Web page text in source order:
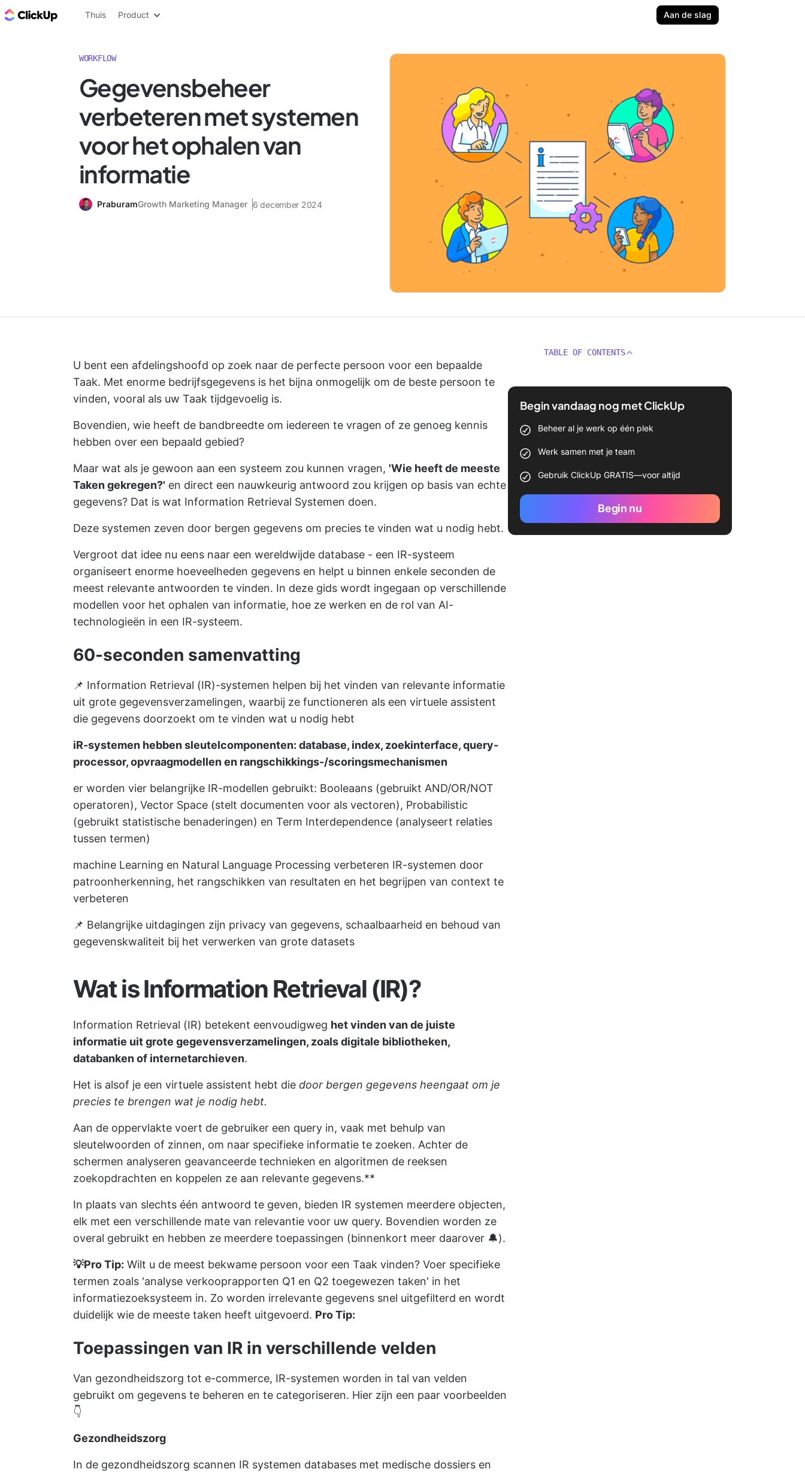
ClickUp Blog
Thuis Product Aan de slag
WORKFLOW
Gegevensbeheer
verbeteren met systemen
voor het ophalen van
informatie
PraburamGrowth Marketing Manager 6 december 2024
U bent een afdelingshoofd op zoek naar de perfecte persoon voor een bepaalde
Taak. Met enorme bedrijfsgegevens is het bijna onmogelijk om de beste persoon te
vinden, vooral als uw Taak tijdgevoelig is.
Bovendien, wie heeft de bandbreedte om iedereen te vragen of ze genoeg kennis
hebben over een bepaald gebied?
Maar wat als je gewoon aan een systeem zou kunnen vragen, 'Wie heeft de meeste
Taken gekregen?' en direct een nauwkeurig antwoord zou krijgen op basis van echte
gegevens? Dat is wat Information Retrieval Systemen doen.
Deze systemen zeven door bergen gegevens om precies te vinden wat u nodig hebt.
Vergroot dat idee nu eens naar een wereldwijde database - een IR-systeem
organiseert enorme hoeveelheden gegevens en helpt u binnen enkele seconden de
meest relevante antwoorden te vinden. In deze gids wordt ingegaan op verschillende
modellen voor het ophalen van informatie, hoe ze werken en de rol van AI-
technologieën in een IR-systeem.
60-seconden samenvatting
📌 Information Retrieval (IR)-systemen helpen bij het vinden van relevante informatie
uit grote gegevensverzamelingen, waarbij ze functioneren als een virtuele assistent
die gegevens doorzoekt om te vinden wat u nodig hebt
iR-systemen hebben sleutelcomponenten: database, index, zoekinterface, query-
processor, opvraagmodellen en rangschikkings-/scoringsmechanismen
er worden vier belangrijke IR-modellen gebruikt: Booleaans (gebruikt AND/OR/NOT
operatoren), Vector Space (stelt documenten voor als vectoren), Probabilistic
(gebruikt statistische benaderingen) en Term Interdependence (analyseert relaties
tussen termen)
machine Learning en Natural Language Processing verbeteren IR-systemen door
patroonherkenning, het rangschikken van resultaten en het begrijpen van context te
verbeteren
📌 Belangrijke uitdagingen zijn privacy van gegevens, schaalbaarheid en behoud van
gegevenskwaliteit bij het verwerken van grote datasets
Wat is Information Retrieval (IR)?
Information Retrieval (IR) betekent eenvoudigweg het vinden van de juiste
informatie uit grote gegevensverzamelingen, zoals digitale bibliotheken,
databanken of internetarchieven.
Het is alsof je een virtuele assistent hebt die door bergen gegevens heengaat om je
precies te brengen wat je nodig hebt.
Aan de oppervlakte voert de gebruiker een query in, vaak met behulp van
sleutelwoorden of zinnen, om naar specifieke informatie te zoeken. Achter de
schermen analyseren geavanceerde technieken en algoritmen de reeksen
zoekopdrachten en koppelen ze aan relevante gegevens.**
In plaats van slechts één antwoord te geven, bieden IR systemen meerdere objecten,
elk met een verschillende mate van relevantie voor uw query. Bovendien worden ze
overal gebruikt en hebben ze meerdere toepassingen (binnenkort meer daarover 🔔).
💡Pro Tip: Wilt u de meest bekwame persoon voor een Taak vinden? Voer specifieke
termen zoals 'analyse verkooprapporten Q1 en Q2 toegewezen taken' in het
informatiezoeksysteem in. Zo worden irrelevante gegevens snel uitgefilterd en wordt
duidelijk wie de meeste taken heeft uitgevoerd. Pro Tip:
Toepassingen van IR in verschillende velden
Van gezondheidszorg tot e-commerce, IR-systemen worden in tal van velden
gebruikt om gegevens te beheren en te categoriseren. Hier zijn een paar voorbeelden
👇
Gezondheidszorg
In de gezondheidszorg scannen IR systemen databases met medische dossiers en
TABLE OF CONTENTS
Begin vandaag nog met ClickUp
Beheer al je werk op één plek
Werk samen met je team
Gebruik ClickUp GRATIS—voor altijd
Begin nu